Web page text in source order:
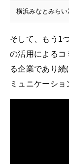
横浜みなとみら
そして、もう1
の活用によるコ
る企業であり続
ミュニケーショ